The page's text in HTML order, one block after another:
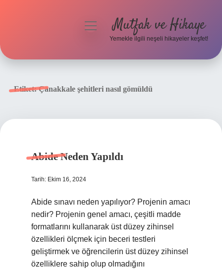
menüyüMutfak ve Hikaye
Yemekle ilgili neşeli hikayeler keşfet!
Etiket:Çanakkale şehitleri nasıl gömüldü
Abide Neden Yapıldı
Tarih: Ekim 16, 2024
Abide sınavı neden yapılıyor? Projenin amacı
nedir? Projenin genel amacı, çeşitli madde
formatlarını kullanarak üst düzey zihinsel
özellikleri ölçmek için beceri testleri
geliştirmek ve öğrencilerin üst düzey zihinsel
özelliklere sahip olup olmadığını